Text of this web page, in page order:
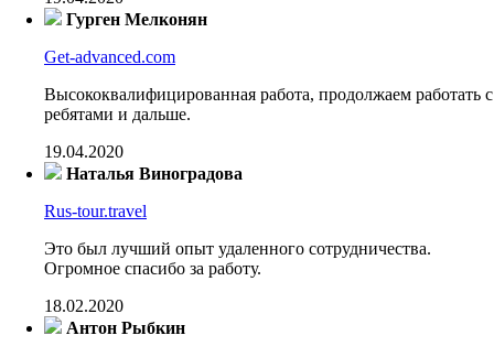
Гурген Мелконян
Get-advanced.com
Высококвалифицированная работа, продолжаем работать с
ребятами и дальше.
19.04.2020
Наталья Виноградова
Rus-tour.travel
Это был лучший опыт удаленного сотрудничества.
Огромное спасибо за работу.
18.02.2020
Антон Рыбкин